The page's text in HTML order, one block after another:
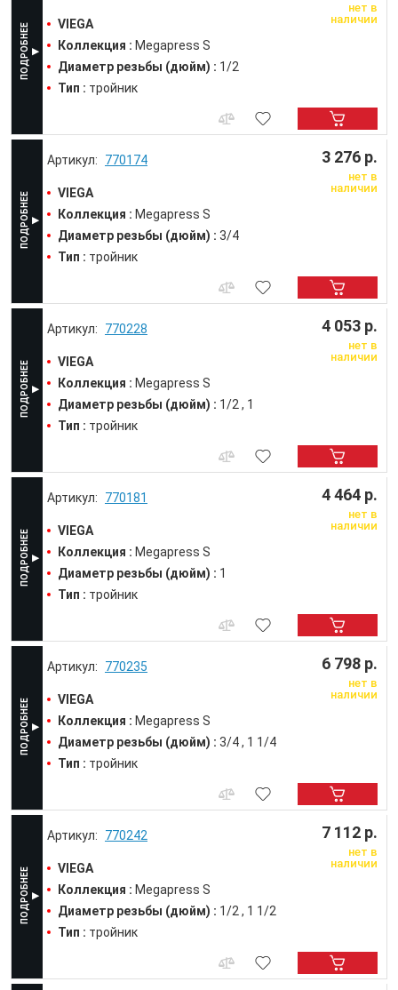
VIEGA
Коллекция : Megapress S
Диаметр резьбы (дюйм) : 1/2
Тип : тройник
нет в
наличии
770174
VIEGA
Коллекция : Megapress S
Диаметр резьбы (дюйм) : 3/4
Тип : тройник
3 276 р.
нет в
наличии
770228
VIEGA
Коллекция : Megapress S
Диаметр резьбы (дюйм) : 1/2
1
Тип : тройник
4 053 р.
нет в
наличии
770181
VIEGA
Коллекция : Megapress S
Диаметр резьбы (дюйм) : 1
Тип : тройник
4 464 р.
нет в
наличии
770235
VIEGA
Коллекция : Megapress S
Диаметр резьбы (дюйм) : 3/4
1 1/4
Тип : тройник
6 798 р.
нет в
наличии
770242
VIEGA
Коллекция : Megapress S
Диаметр резьбы (дюйм) : 1/2
1 1/2
Тип : тройник
7 112 р.
нет в
наличии